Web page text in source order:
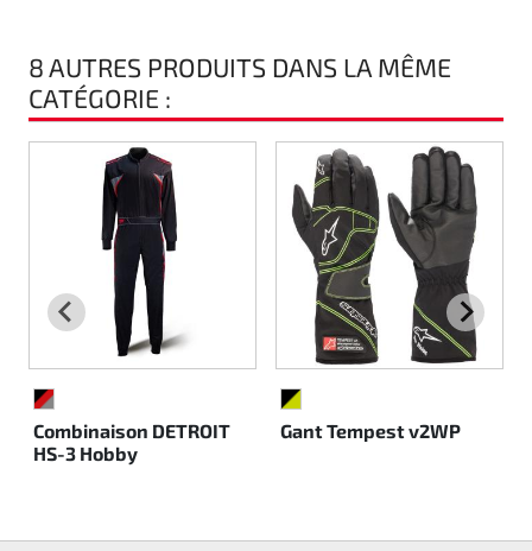
8 AUTRES PRODUITS DANS LA MÊME
CATÉGORIE :
Combinaison DETROIT
HS-3 Hobby
NOIR/ROUGE/GRIS
Gant Tempest v2WP
NOIR/JAUNE FLUO